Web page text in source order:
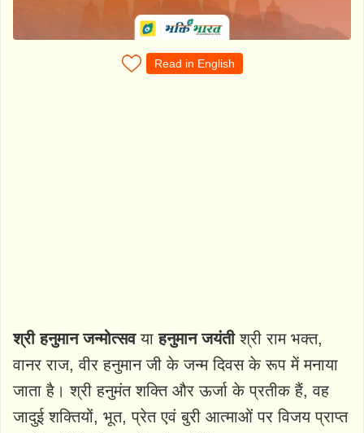
Read in English
श्री हनुमान जन्मोत्सवयाहनुमान जयंतीश्री राम भक्त,
वानर राज, वीर हनुमान जी के जन्म दिवस के रूप में मनाया
जाता है। श्री हनुमंत शक्ति और ऊर्जा के प्रतीक हैं, वह
जादुई शक्तियों, भूत, प्रेत एवं बुरी आत्माओं पर विजय प्राप्त